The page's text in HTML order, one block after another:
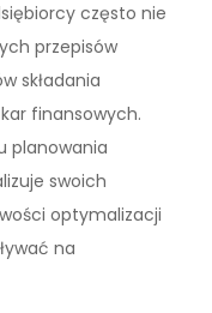
często nie
przepisów
składania
finansowych.
planowania
swoich
optymalizacji
na